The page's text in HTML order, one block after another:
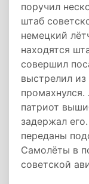
поручил
штаб
немецкий
находятся
совершил
выстрелил из
патриот
задержал
переданы
Самолёты в
советской